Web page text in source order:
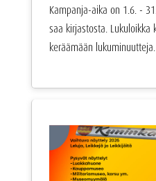
Kampanja-aika on 1.6. -
saa kirjastosta. Lukuloikka
keräämään